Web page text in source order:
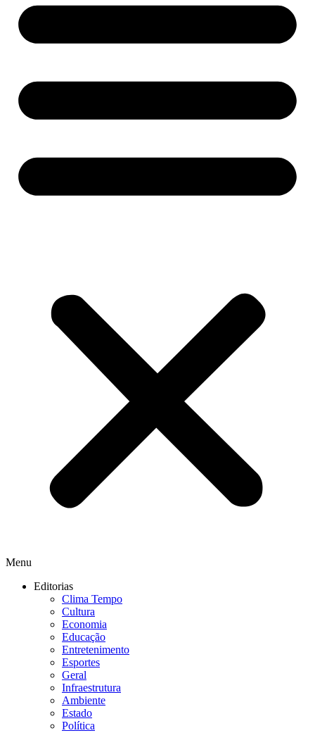
Menu
Editorias
Clima Tempo
Cultura
Economia
Educação
Entretenimento
Esportes
Geral
Infraestrutura
Ambiente
Estado
Política